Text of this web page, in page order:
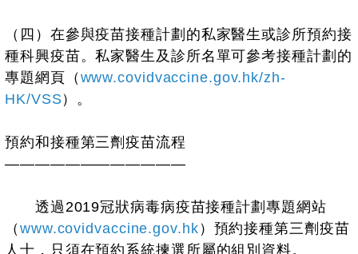
（四）在參與疫苗接種計劃的私家醫生或診所預約接
種科興疫苗。私家醫生及診所名單可參考接種計劃的
專題網頁（ www.covidvaccine.gov.hk/zh-
HK/VSS）。
預約和接種第三劑疫苗流程
————————————
透過2019冠狀病毒病疫苗接種計劃專題網站
（ www.covidvaccine.gov.hk ）預約接種第三劑疫苗
人士，只須在預約系統揀選所屬的組別資料。